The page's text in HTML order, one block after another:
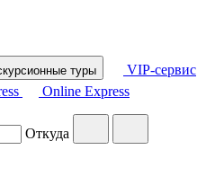
туры
VIP-сервис
Online Express
Откуда